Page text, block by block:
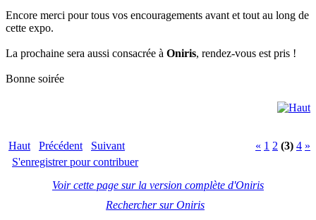
Encore merci pour tous vos encouragements avant et tout au long de
cette expo.
La prochaine sera aussi consacrée à Oniris, rendez-vous est pris !
Bonne soirée
Haut Précédent Suivant « 1 2 (3) 4 »
S'enregistrer pour contribuer
Voir cette page sur la version complète d'Oniris
Rechercher sur Oniris